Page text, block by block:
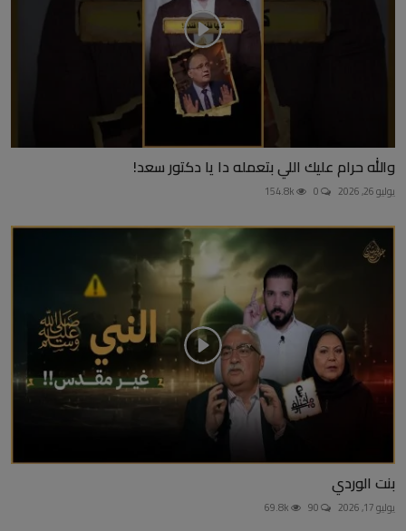
والله حرام عليك اللي بتعمله دا يا دكتور سعد!
يوليو 26, 2026
بنت الوردي
يوليو 17, 2026